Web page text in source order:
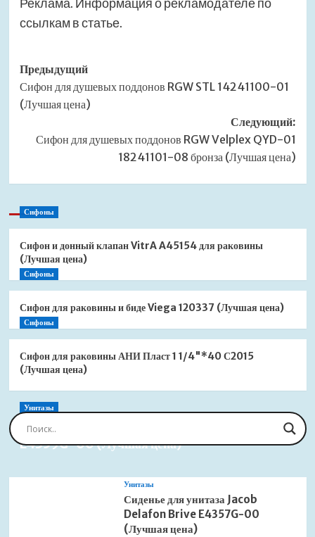
ссылкам в статье.
Навигация
записи
Предыдущий
Сифон для душевых поддонов RGW STL 14241100-01
(Лучшая цена)
Следующий:
Сифон для душевых поддонов RGW Velplex QYD-01
18241101-08 бронза (Лучшая цена)
Сифоны
Сифон и донный клапан VitrA A45154 для раковины
(Лучшая цена)
Сифоны
Сифон для раковины и биде Viega 120337 (Лучшая цена)
Сифоны
Сифон для раковины АНИ Пласт 1 1/4"*40 С2015
(Лучшая цена)
Унитазы
Сиденье для унитаза Jacob Delafon Brive
E4359G-00 (Лучшая цена)
Унитазы
Сиденье для унитаза Jacob
Delafon Brive E4357G-00
(Лучшая цена)